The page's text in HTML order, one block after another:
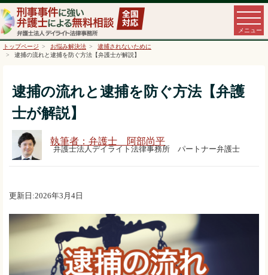
トップページ お悩み解決法
逮捕されないために
逮捕の流れと逮捕を防ぐ方法【弁護士が解説】
逮捕の流れと逮捕を防ぐ方法【弁護
士が解説】
執筆者：弁護士 阿部尚平
弁護士法人デイライト法律事務所 パートナー弁護士
更新日:2026年3月4日